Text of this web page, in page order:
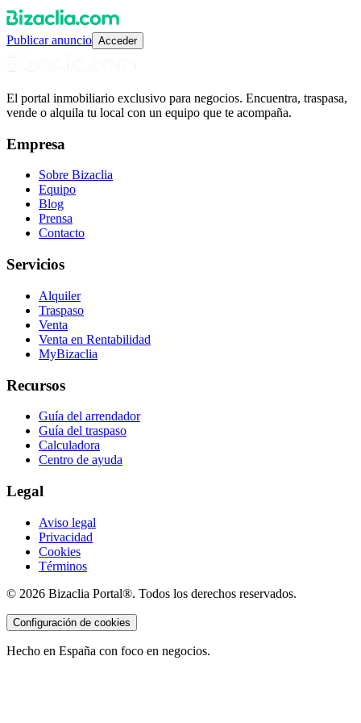
Publicar anuncio Acceder
El portal inmobiliario exclusivo para negocios. Encuentra, traspasa,
vende o alquila tu local con un equipo que te acompaña.
Empresa
Sobre Bizaclia
Equipo
Blog
Prensa
Contacto
Servicios
Alquiler
Traspaso
Venta
Venta en Rentabilidad
MyBizaclia
Recursos
Guía del arrendador
Guía del traspaso
Calculadora
Centro de ayuda
Legal
Aviso legal
Privacidad
Cookies
Términos
© 2026 Bizaclia Portal®. Todos los derechos reservados.
Configuración de cookies
Hecho en España con foco en negocios.